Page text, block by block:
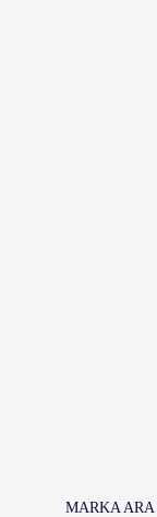
MARKA ARA